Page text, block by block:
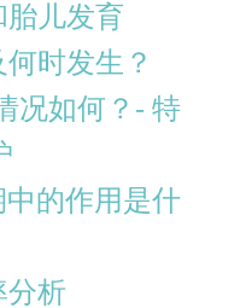
胎儿发育
时发生？
况如何？- 特
的作用是什
分析